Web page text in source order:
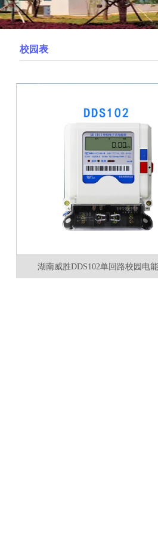
校园表
湖南威胜DDS102单回路校园电